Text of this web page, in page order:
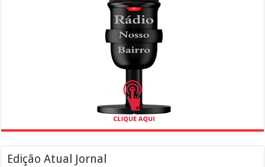
Edição Atual Jornal